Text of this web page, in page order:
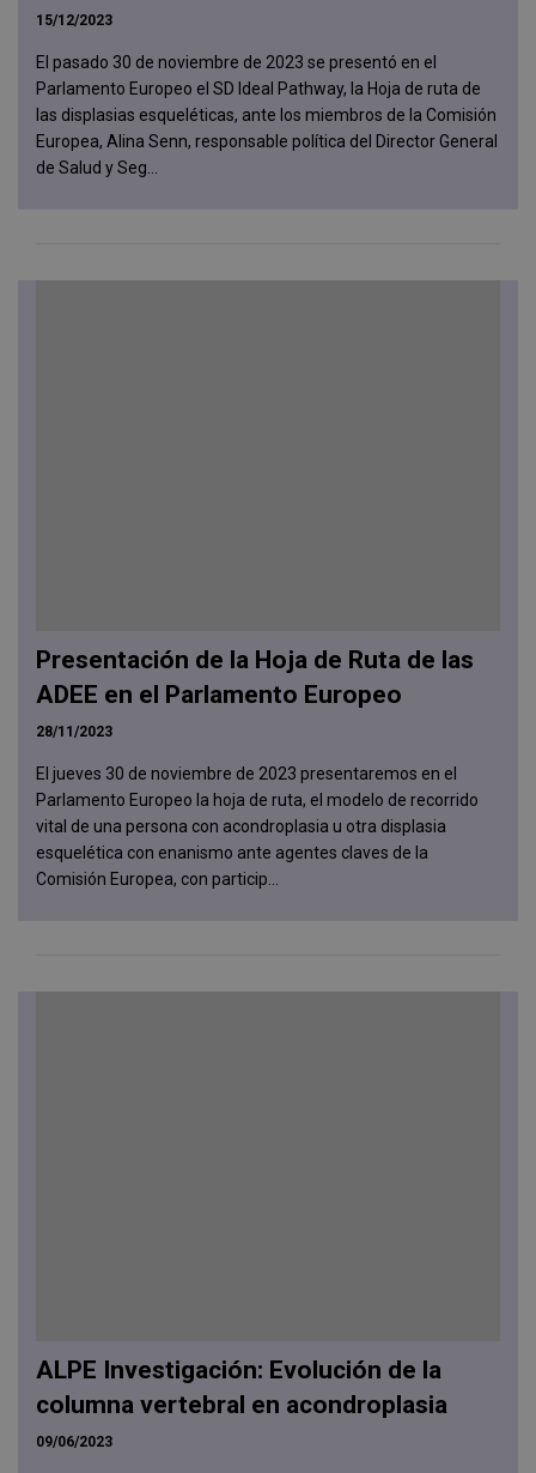
15/12/2023
El pasado 30 de noviembre de 2023 se presentó en el
Parlamento Europeo el SD Ideal Pathway, la Hoja de ruta de
las displasias esqueléticas, ante los miembros de la Comisión
Europea, Alina Senn, responsable política del Director General
de Salud y Seg...
Presentación de la Hoja de Ruta de las
ADEE en el Parlamento Europeo
28/11/2023
El jueves 30 de noviembre de 2023 presentaremos en el
Parlamento Europeo la hoja de ruta, el modelo de recorrido
vital de una persona con acondroplasia u otra displasia
esquelética con enanismo ante agentes claves de la
Comisión Europea, con particip...
ALPE Investigación: Evolución de la
columna vertebral en acondroplasia
09/06/2023